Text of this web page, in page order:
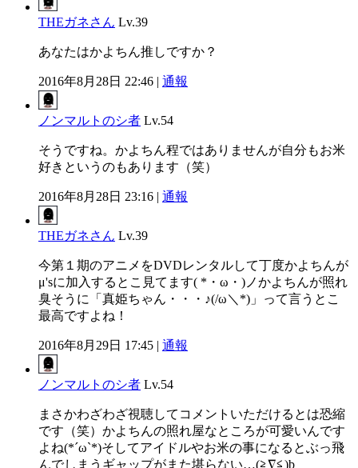
THEガネさん Lv.39
あなたはかよちん推しですか？
2016年8月28日 22:46 | 通報
ノンマルトのシ者 Lv.54
そうですね。かよちん程ではありませんが自分もお米
好きというのもあります（笑）
2016年8月28日 23:16 | 通報
THEガネさん Lv.39
今第１期のアニメをDVDレンタルして丁度かよちんが
μ'sに加入するとこ見てます( *・ω・)ノかよちんが照れ
臭そうに「真姫ちゃん・・・♪(/ω＼*)」って言うとこ
最高ですよね！
2016年8月29日 17:45 | 通報
ノンマルトのシ者 Lv.54
まさかわざわざ視聴してコメントいただけるとは恐縮
です（笑）かよちんの照れ屋なところが可愛いんです
よね(*´ω`*)そしてアイドルやお米の事になるとぶっ飛
んでしまうギャップがまた堪らない…(≧∇≦)b